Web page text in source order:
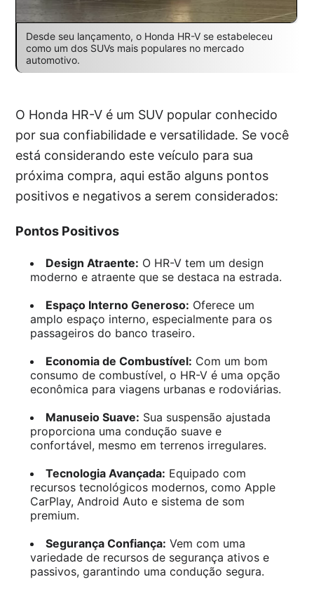
Desde seu lançamento, o Honda HR-V se estabeleceu
como um dos SUVs mais populares no mercado
automotivo.
O Honda HR-V é um SUV popular conhecido
por sua confiabilidade e versatilidade. Se você
está considerando este veículo para sua
próxima compra, aqui estão alguns pontos
positivos e negativos a serem considerados:
Pontos Positivos
Design Atraente: O HR-V tem um design
moderno e atraente que se destaca na estrada.
Espaço Interno Generoso: Oferece um
amplo espaço interno, especialmente para os
passageiros do banco traseiro.
Economia de Combustível: Com um bom
consumo de combustível, o HR-V é uma opção
econômica para viagens urbanas e rodoviárias.
Manuseio Suave: Sua suspensão ajustada
proporciona uma condução suave e
confortável, mesmo em terrenos irregulares.
Tecnologia Avançada: Equipado com
recursos tecnológicos modernos, como Apple
CarPlay, Android Auto e sistema de som
premium.
Segurança Confiança: Vem com uma
variedade de recursos de segurança ativos e
passivos, garantindo uma condução segura.